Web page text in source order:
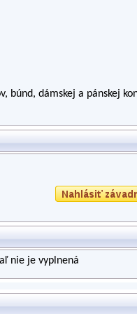
búnd, dámskej a pánskej
nie je vyplnená